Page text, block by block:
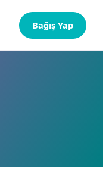
Bağış Yap